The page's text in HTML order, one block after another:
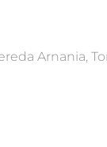
Arnania,